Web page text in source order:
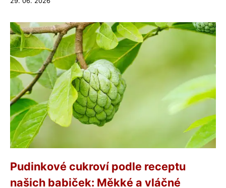
Pudinkové cukroví podle receptu
našich babiček: Měkké a vláčné